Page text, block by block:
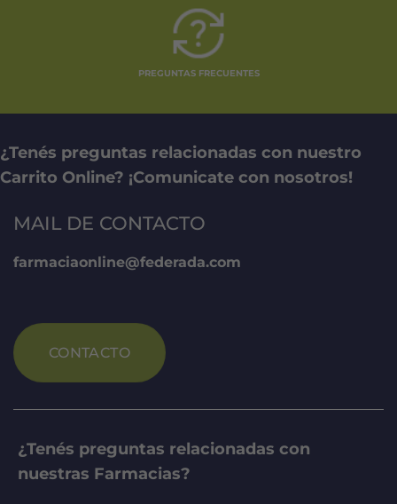
PREGUNTAS FRECUENTES
¿Tenés preguntas relacionadas con nuestro
Carrito Online? ¡Comunicate con nosotros!
MAIL DE CONTACTO
farmaciaonline@federada.com
CONTACTO
¿Tenés preguntas relacionadas con
nuestras Farmacias?